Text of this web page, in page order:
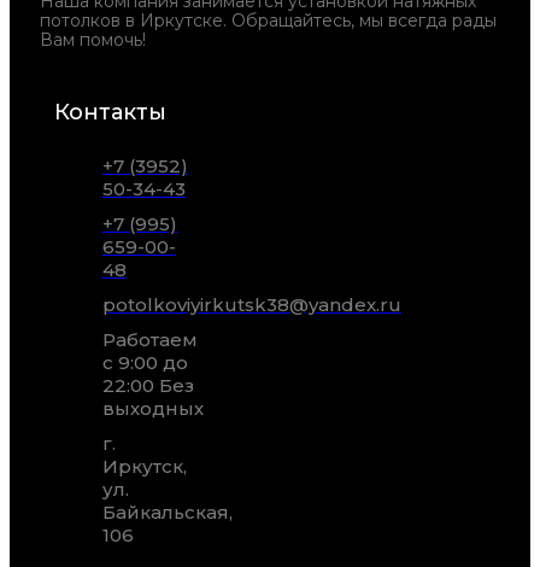
потолков в Иркутске. Обращайтесь, мы всегда рады
Вам помочь!
Контакты
+7 (3952)
50-34-43
+7 (995)
659-00-
48
potolkoviyirkutsk38@yandex.ru
Работаем
с 9:00 до
22:00 Без
выходных
г.
Иркутск,
ул.
Байкальская,
106